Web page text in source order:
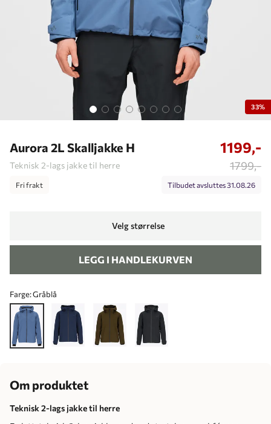
33%
Aurora 2L Skalljakke H
Teknisk 2-lags jakke til herre
1199,-
1799,-
Fri frakt Tilbudet avsluttes31.08.26
Velg størrelse
LEGG I HANDLEKURVEN
Farge:Gråblå
Om produktet
Teknisk 2-lags jakke til herre